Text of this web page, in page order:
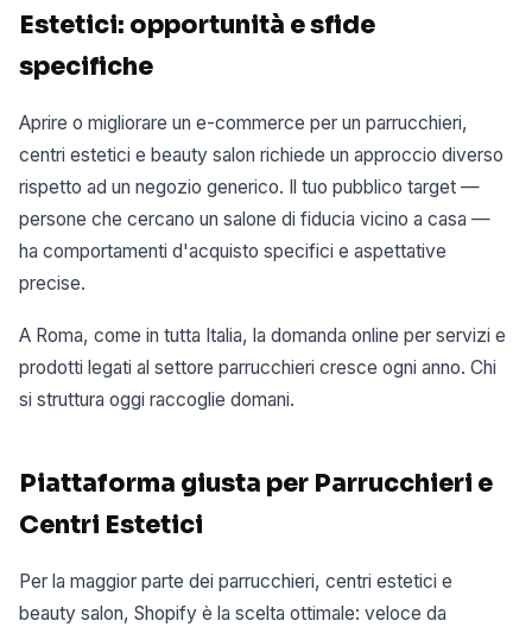
Estetici: opportunità e sfide
specifiche
Aprire o migliorare un e-commerce per un parrucchieri,
centri estetici e beauty salon richiede un approccio diverso
rispetto ad un negozio generico. Il tuo pubblico target —
persone che cercano un salone di fiducia vicino a casa —
ha comportamenti d'acquisto specifici e aspettative
precise.
A Roma, come in tutta Italia, la domanda online per servizi e
prodotti legati al settore parrucchieri cresce ogni anno. Chi
si struttura oggi raccoglie domani.
Piattaforma giusta per Parrucchieri e
Centri Estetici
Per la maggior parte dei parrucchieri, centri estetici e
beauty salon, Shopify è la scelta ottimale: veloce da